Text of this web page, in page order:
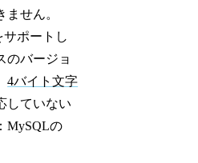
せん。
ポートし
のバージョ
4バイト文字
していない
MySQLの